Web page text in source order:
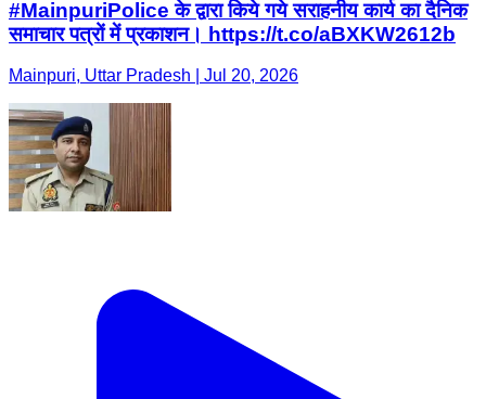
#MainpuriPolice के द्वारा किये गये सराहनीय कार्य का दैनिक
समाचार पत्रों में प्रकाशन। https://t.co/aBXKW2612b
Mainpuri, Uttar Pradesh | Jul 20, 2026